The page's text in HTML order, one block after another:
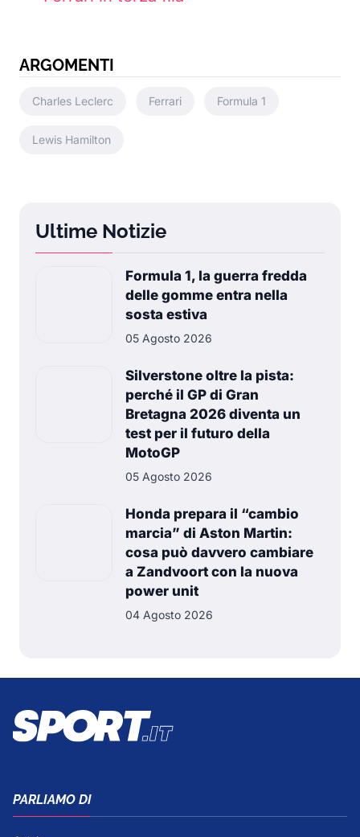
ARGOMENTI
Charles Leclerc Ferrari Formula 1
Lewis Hamilton
Ultime Notizie
Formula 1, la guerra fredda
delle gomme entra nella
sosta estiva
05 Agosto 2026
Silverstone oltre la pista:
perché il GP di Gran
Bretagna 2026 diventa un
test per il futuro della
MotoGP
05 Agosto 2026
Honda prepara il “cambio
marcia” di Aston Martin:
cosa può davvero cambiare
a Zandvoort con la nuova
power unit
04 Agosto 2026
PARLIAMO DI